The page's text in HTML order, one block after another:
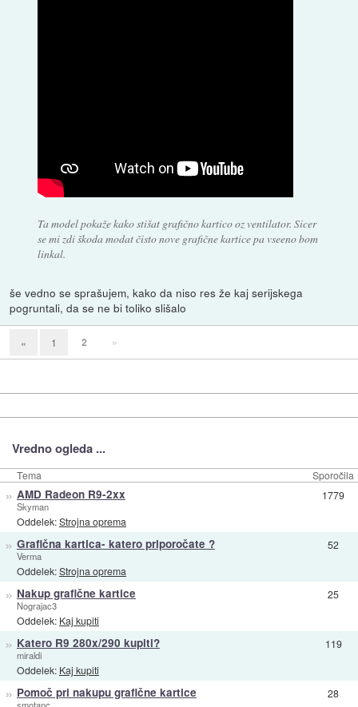
Ta model pokaže kako stišat grafično kartico oz ventilator. Sicer
se mi zdi škoda modat čisto nove grafične kartice pa vseeno bom
linkal.
še vedno se sprašujem, kako da niso res že kaj serijskega
pogruntali, da se ne bi toliko slišalo
« 1 2 »
Vredno ogleda ...
Tema Sporočila
» AMD Radeon R9-2xx
Skyman
Oddelek:Strojna oprema
1779
» Grafična kartica- katero priporočate ?
Verma
Oddelek:Strojna oprema
52
» Nakup grafične kartice
Nograjac3
Oddelek: Kaj kupiti
25
» Katero R9 280x/290 kupiti?
miraldi
Oddelek: Kaj kupiti
119
» Pomoč pri nakupu grafične kartice 28